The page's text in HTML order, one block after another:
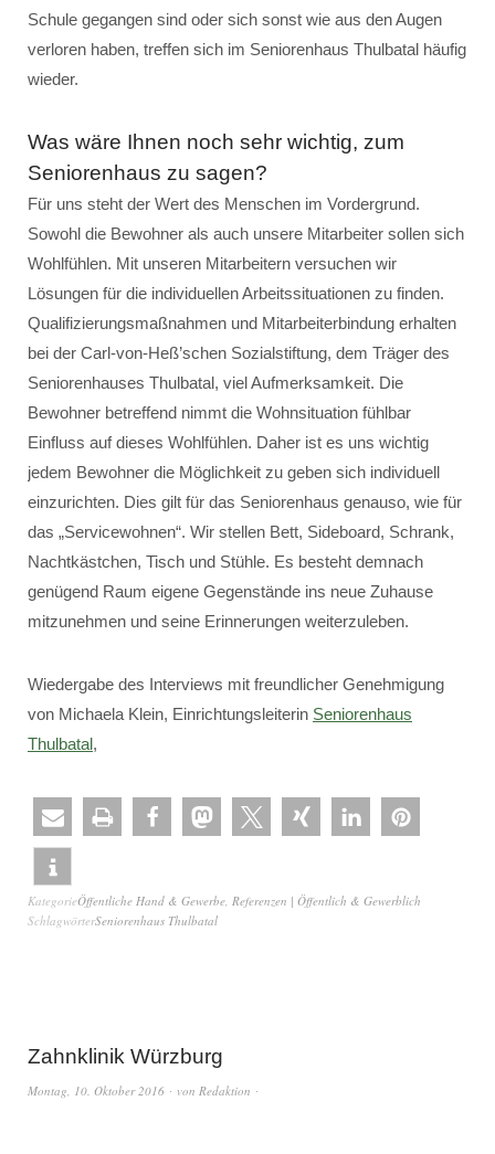
Schule gegangen sind oder sich sonst wie aus den Augen
verloren haben, treffen sich im Seniorenhaus Thulbatal häufig
wieder.
Was wäre Ihnen noch sehr wichtig, zum
Seniorenhaus zu sagen?
Für uns steht der Wert des Menschen im Vordergrund.
Sowohl die Bewohner als auch unsere Mitarbeiter sollen sich
Wohlfühlen. Mit unseren Mitarbeitern versuchen wir
Lösungen für die individuellen Arbeitssituationen zu finden.
Qualifizierungsmaßnahmen und Mitarbeiterbindung erhalten
bei der Carl-von-Heß’schen Sozialstiftung, dem Träger des
Seniorenhauses Thulbatal, viel Aufmerksamkeit. Die
Bewohner betreffend nimmt die Wohnsituation fühlbar
Einfluss auf dieses Wohlfühlen. Daher ist es uns wichtig
jedem Bewohner die Möglichkeit zu geben sich individuell
einzurichten. Dies gilt für das Seniorenhaus genauso, wie für
das „Servicewohnen“. Wir stellen Bett, Sideboard, Schrank,
Nachtkästchen, Tisch und Stühle. Es besteht demnach
genügend Raum eigene Gegenstände ins neue Zuhause
mitzunehmen und seine Erinnerungen weiterzuleben.
Wiedergabe des Interviews mit freundlicher Genehmigung
von Michaela Klein, Einrichtungsleiterin Seniorenhaus
Thulbatal,
KategorieÖffentliche Hand & Gewerbe, Referenzen | Öffentlich & Gewerblich
SchlagwörterSeniorenhaus Thulbatal
Zahnklinik Würzburg
Montag, 10. Oktober 2016 von Redaktion